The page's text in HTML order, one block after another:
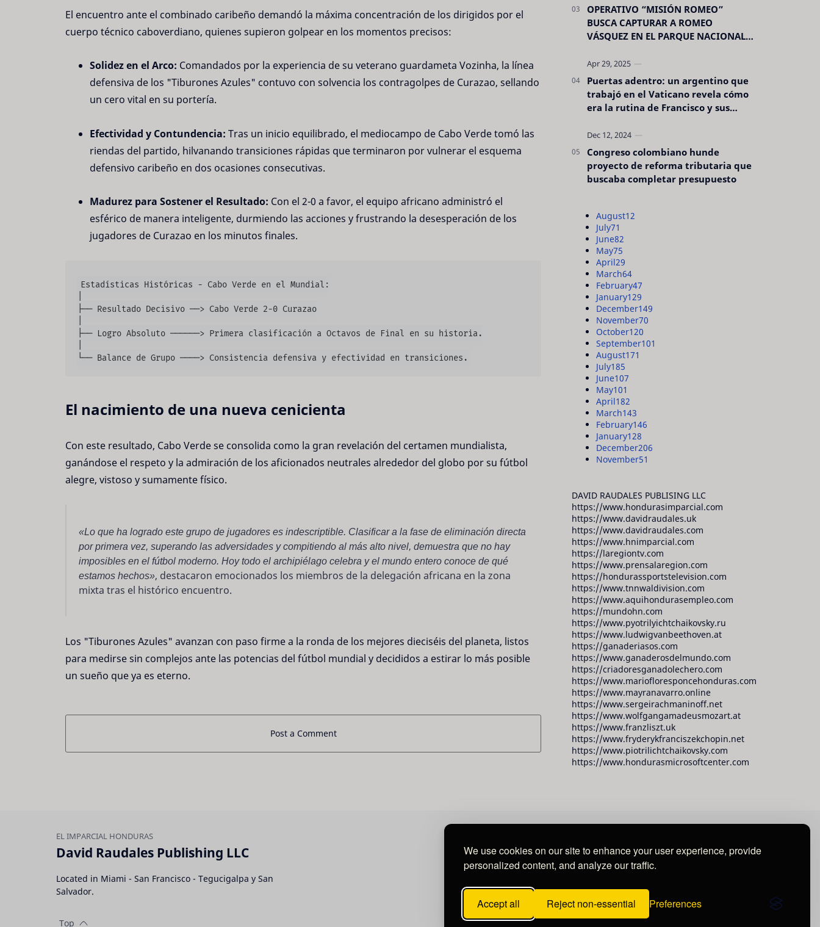
We use cookies on our site to enhance your user experience, provide
personalized content, and analyze our traffic.
Accept all Reject non-essential Preferences
El encuentro ante el combinado caribeño demandó la máxima concentración de los dirigidos por el
cuerpo técnico caboverdiano, quienes supieron golpear en los momentos precisos:
Solidez en el Arco: Comandados por la experiencia de su veterano guardameta Vozinha, la línea
defensiva de los "Tiburones Azules" contuvo con solvencia los contragolpes de Curazao, sellando
un cero vital en su portería.
Efectividad y Contundencia: Tras un inicio equilibrado, el mediocampo de Cabo Verde tomó las
riendas del partido, hilvanando transiciones rápidas que terminaron por vulnerar el esquema
defensivo caribeño en dos ocasiones consecutivas.
Madurez para Sostener el Resultado: Con el 2-0 a favor, el equipo africano administró el
esférico de manera inteligente, durmiendo las acciones y frustrando la desesperación de los
jugadores de Curazao en los minutos finales.
Estadísticas Históricas - Cabo Verde en el Mundial:
├── Resultado Decisivo ──> Cabo Verde 2-0 Curazao
├── Logro Absoluto ──────> Primera clasificación a Octavos de Final en su historia.
El nacimiento de una nueva cenicienta
Con este resultado, Cabo Verde se consolida como la gran revelación del certamen mundialista,
ganándose el respeto y la admiración de los aficionados neutrales alrededor del globo por su fútbol
alegre, vistoso y sumamente físico.
«Lo que ha logrado este grupo de jugadores es indescriptible. Clasificar a la fase de eliminación directa
por primera vez, superando las adversidades y compitiendo al más alto nivel, demuestra que no hay
imposibles en el fútbol moderno. Hoy todo el archipiélago celebra y el mundo entero conoce de qué
estamos hechos», destacaron emocionados los miembros de la delegación africana en la zona
mixta tras el histórico encuentro.
Los "Tiburones Azules" avanzan con paso firme a la ronda de los mejores dieciséis del planeta, listos
para medirse sin complejos ante las potencias del fútbol mundial y decididos a estirar lo más posible
un sueño que ya es eterno.
Post a Comment
OPERATIVO “MISIÓN ROMEO”
BUSCA CAPTURAR A ROMEO
VÁSQUEZ EN EL PARQUE NACIONAL
Puertas adentro: un argentino que
trabajó en el Vaticano revela cómo
era la rutina de Francisco y sus
Congreso colombiano hunde
proyecto de reforma tributaria que
buscaba completar presupuesto
August12
July71
June82
May75
April29
March64
February47
January129
December149
November70
October120
September101
August171
July185
June107
May101
April182
March143
February146
January128
December206
November51
DAVID RAUDALES PUBLISING LLC
https://www.hondurasimparcial.com
https://www.davidraudales.uk
https://www.davidraudales.com
https://www.hnimparcial.com
https://laregiontv.com
https://www.prensalaregion.com
https://hondurassportstelevision.com
https://www.tnnwaldivision.com
https://www.aquihondurasempleo.com
https://mundohn.com
https://www.pyotrilyichtchaikovsky.ru
https://www.ludwigvanbeethoven.at
https://ganaderiasos.com
https://www.ganaderosdelmundo.com
https://criadoresganadolechero.com
https://www.mariofloresponcehonduras.com
https://www.mayranavarro.online
https://www.sergeirachmaninoff.net
https://www.wolfgangamadeusmozart.at
https://www.franzliszt.uk
https://www.fryderykfranciszekchopin.net
https://www.piotrilichtchaikovsky.com
https://www.hondurasmicrosoftcenter.com
David Raudales Publishing LLC
Located in Miami - San Francisco - Tegucigalpa y San
Salvador.